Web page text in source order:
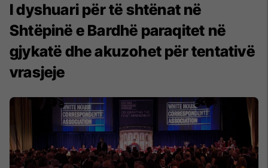
I dyshuari për të shtënat në
Shtëpinë e Bardhë paraqitet në
gjykatë dhe akuzohet për tentativë
vrasjeje